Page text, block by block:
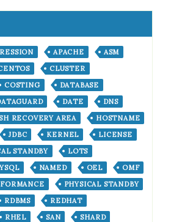
APACHE
ASM
CLUSTER
COSTING
DATABASE
DATE
DNS
RECOVERY AREA
HOSTNAME
JDBC KERNEL
LICENSE
STANDBY
LOTS
NAMED OEL
OMF
PHYSICAL STANDBY
RDBMS
REDHAT
RHEL SAN
SHARD